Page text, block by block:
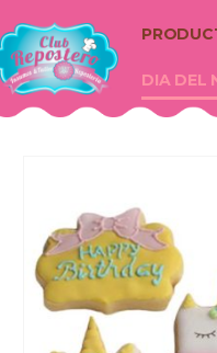
DIA DEL